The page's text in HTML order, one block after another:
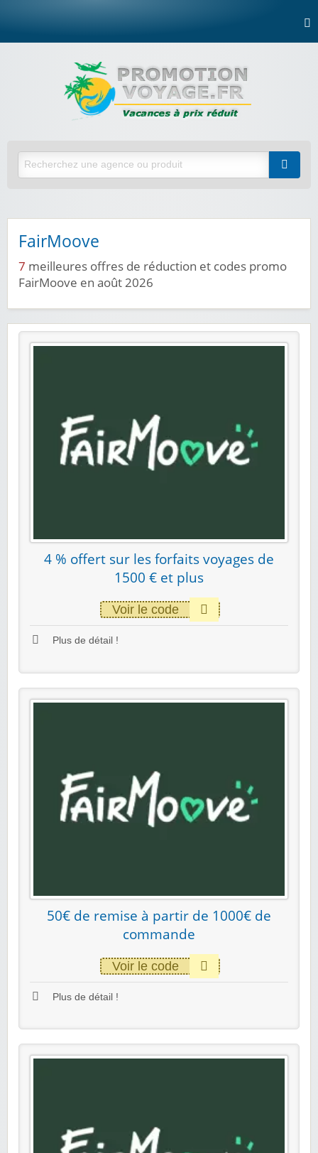
FairMoove
7 meilleures offres de réduction et codes promo
FairMoove en août 2026
4 % offert sur les forfaits voyages de
1500 € et plus
Voir le code
Plus de détail !
50€ de remise à partir de 1000€ de
commande
Voir le code
Plus de détail !